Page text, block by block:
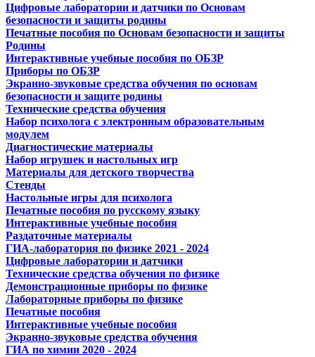
Цифровые лаборатории и датчики по Основам
безопасности и защиты родины
Печатные пособия по Основам безопасности и защиты
Родины
Интерактивные учебные пособия по ОБЗР
Приборы по ОБЗР
Экранно-звуковые средства обучения по основам
безопасности и защите родины
Технические средства обучения
Набор психолога с электронным образовательным
модулем
Диагностические материалы
Набор игрушек и настольных игр
Материалы для детского творчества
Стенды
Настольные игры для психолога
Печатные пособия по русскому языку
Интерактивные учебные пособия
Раздаточные материалы
ГИА-лаборатория по физике 2021 - 2024
Цифровые лаборатории и датчики
Технические средства обучения по физике
Демонстрационные приборы по физике
Лабораторные приборы по физике
Печатные пособия
Интерактивные учебные пособия
Экранно-звуковые средства обучения
ГИА по химии 2020 - 2024